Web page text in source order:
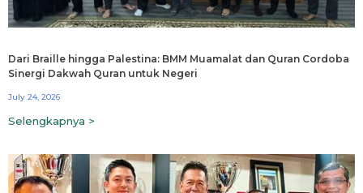
Dari Braille hingga Palestina: BMM Muamalat dan Quran Cordoba
Sinergi Dakwah Quran untuk Negeri
July 24, 2026
Selengkapnya >